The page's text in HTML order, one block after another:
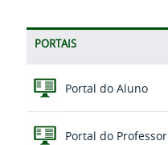
PORTAIS
Portal do Aluno
Portal do Professor